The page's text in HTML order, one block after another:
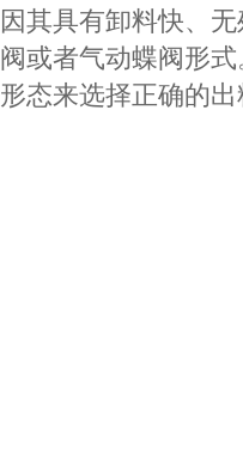
因其具有卸料快、
阀或者气动蝶阀形
形态来选择正确的